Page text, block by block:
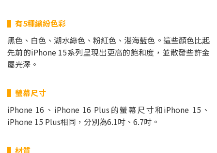
▌有5種繽紛色彩
黑色、白色、湖水綠色、粉紅色、湛海藍色。這些顏色比起
先前的iPhone 15系列呈現出更高的飽和度，並散發些許金
屬光澤。
▌螢幕尺寸
iPhone 16、iPhone 16 Plus的螢幕尺寸和iPhone 15、
iPhone 15 Plus相同，分別為6.1吋、6.7吋。
▌材質